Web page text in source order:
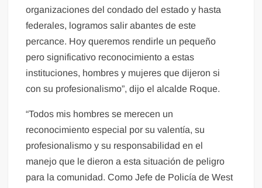
organizaciones del condado del estado y hasta
federales, logramos salir abantes de este
percance. Hoy queremos rendirle un pequeño
pero significativo reconocimiento a estas
instituciones, hombres y mujeres que dijeron si
con su profesionalismo”, dijo el alcalde Roque.
“Todos mis hombres se merecen un
reconocimiento especial por su valentía, su
profesionalismo y su responsabilidad en el
manejo que le dieron a esta situación de peligro
para la comunidad. Como Jefe de Policía de West